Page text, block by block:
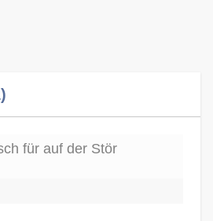
für auf der Stör